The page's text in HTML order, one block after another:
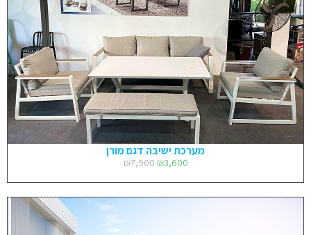
מערכת ישיבה דגם מורן
₪7,900 ₪3,600